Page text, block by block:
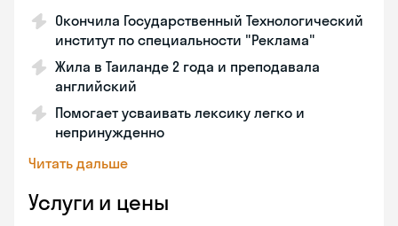
Окончила Государственный Технологический
институт по специальности "Реклама"
Жила в Таиланде 2 года и преподавала
английский
Помогает усваивать лексику легко и
непринужденно
Читать дальше
Услуги и цены